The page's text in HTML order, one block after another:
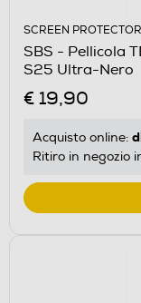
SCREEN PROTECTOR
SBS - Pellicola
S25 Ultra-Nero
€ 19,90
Acquisto online:
Ritiro in negozio